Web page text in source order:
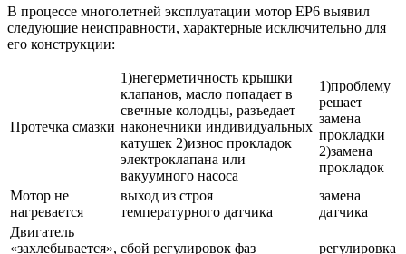
В процессе многолетней эксплуатации мотор EP6 выявил
следующие неисправности, характерные исключительно для
его конструкции:
Протечка смазки
1)негерметичность крышки
клапанов, масло попадает в
свечные колодцы, разъедает
наконечники индивидуальных
катушек 2)износ прокладок
электроклапана или
вакуумного насоса
1)проблему
решает
замена
прокладки
2)замена
прокладок
Мотор не
нагревается
выход из строя
температурного датчика
замена
датчика
Двигатель
«захлебывается», сбой регулировок фаз
регулировка